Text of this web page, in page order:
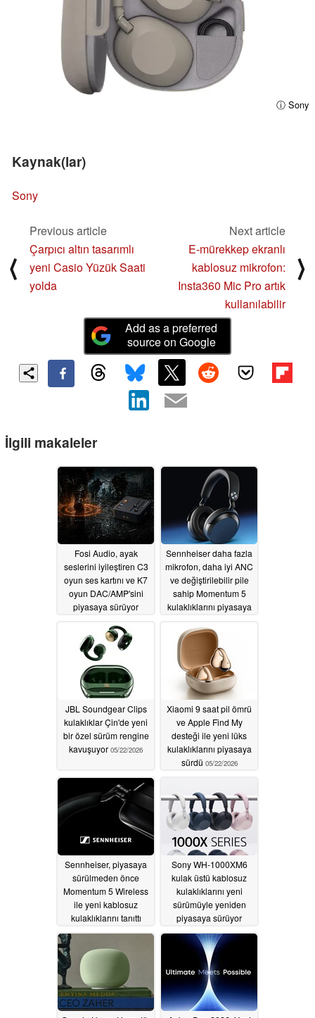
ⓘ Sony
Kaynak(lar)
Sony
⟨
Previous article
Çarpıcı altın tasarımlı
yeni Casio Yüzük Saati
yolda
Next article
E-mürekkep ekranlı
kablosuz mikrofon:
Insta360 Mic Pro artık
kullanılabilir
⟩
Add as a preferred
source on Google
İlgili makaleler
Fosi Audio, ayak
seslerini iyileştiren C3
oyun ses kartını ve K7
oyun DAC/AMP'sini
piyasaya sürüyor
Sennheiser daha fazla
mikrofon, daha iyi ANC
ve değiştirilebilir pile
sahip Momentum 5
kulaklıklarını piyasaya
JBL Soundgear Clips
kulaklıklar Çin'de yeni
bir özel sürüm rengine
kavuşuyor 05/22/2026
Xiaomi 9 saat pil ömrü
ve Apple Find My
desteği ile yeni lüks
kulaklıklarını piyasaya
sürdü 05/22/2026
Sennheiser, piyasaya
sürülmeden önce
Momentum 5 Wireless
ile yeni kablosuz
kulaklıklarını tanıttı
05/21/2026
Sony WH-1000XM6
kulak üstü kablosuz
kulaklıklarını yeni
sürümüyle yeniden
piyasaya sürüyor
05/19/2026